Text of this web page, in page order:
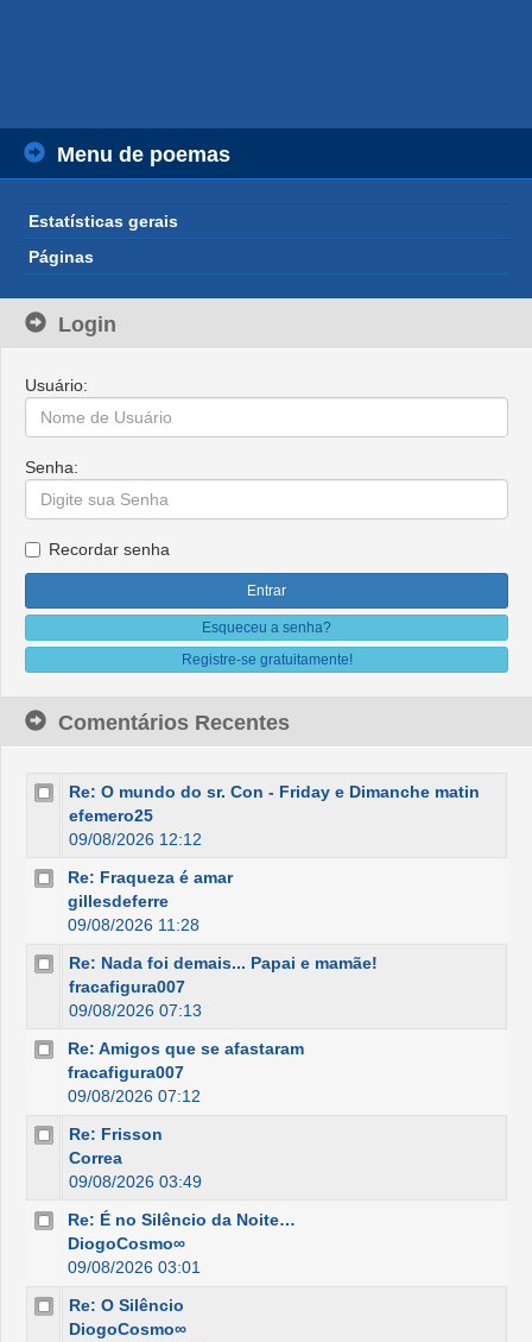
Menu de poemas
Estatísticas gerais
Páginas
Login
Usuário:
Senha:
Recordar senha
Esqueceu a senha?
Registre-se gratuitamente!
Comentários Recentes
Re: O mundo do sr. Con - Friday e Dimanche matin
efemero25
09/08/2026 12:12
Re: Fraqueza é amar
gillesdeferre
09/08/2026 11:28
Re: Nada foi demais... Papai e mamãe!
fracafigura007
09/08/2026 07:13
Re: Amigos que se afastaram
fracafigura007
09/08/2026 07:12
Re: Frisson
Correa
09/08/2026 03:49
Re: É no Silêncio da Noite…
DiogoCosmo∞
09/08/2026 03:01
Re: O Silêncio
DiogoCosmo∞